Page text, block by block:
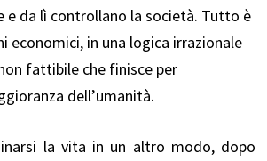
e da lì controllano la società. Tutto è
economici, in una logica irrazionale
fattibile che finisce per
dell’umanità.
la vita in un altro modo, dopo